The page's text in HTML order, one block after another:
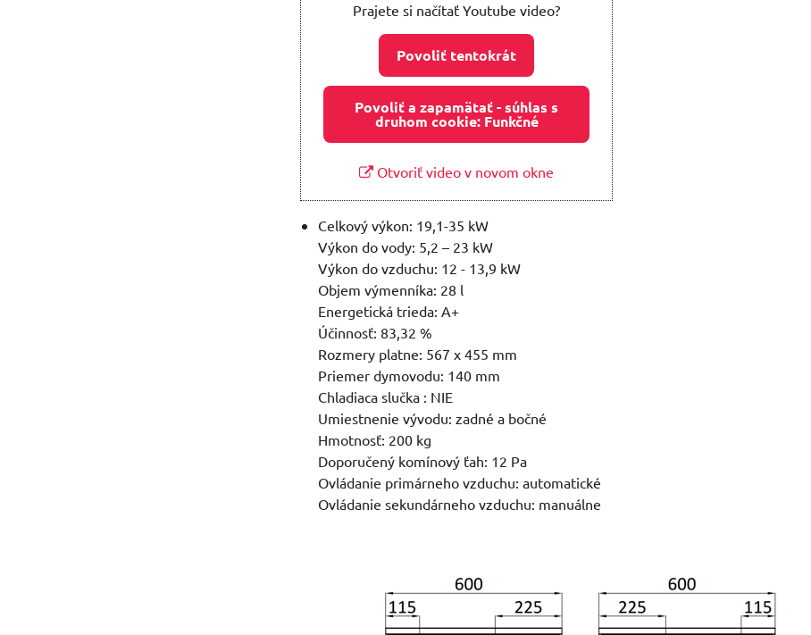
Prajete si načítať Youtube video?
Povoliť tentokrát
Povoliť a zapamätať - súhlas s
druhom cookie: Funkčné
Otvoriť video v novom okne
Celkový výkon: 19,1-35 kW
Výkon do vody: 5,2 – 23 kW
Výkon do vzduchu: 12 - 13,9 kW
Objem výmenníka: 28 l
Energetická trieda: A+
Účinnosť: 83,32 %
Rozmery platne: 567 x 455 mm
Priemer dymovodu: 140 mm
Chladiaca slučka : NIE
Umiestnenie vývodu: zadné a bočné
Hmotnosť: 200 kg
Doporučený komínový ťah: 12 Pa
Ovládanie primárneho vzduchu: automatické
Ovládanie sekundárneho vzduchu: manuálne